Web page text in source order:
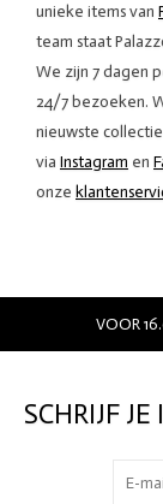
unieke items van
team staat
We zijn 7 dagen
24/7 bezoeken.
nieuwste
via Instagram en
onze
VOOR
SCHRIJF